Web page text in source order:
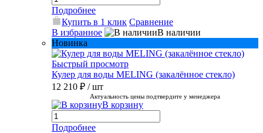
Подробнее
Купить в 1 клик Сравнение
В избранное
В наличии
Новинка
Быстрый просмотр
Кулер для воды MELING (закалённое стекло)
12 210 ₽ / шт
Актуальность цены подтвердите у менеджера
В корзину
Подробнее